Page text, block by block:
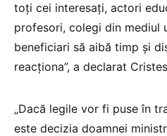
toți cei interesați, actori
profesori, colegi din mediul
beneficiari să aibă timp și
reacționa”, a declarat
„Dacă legile vor fi puse în
este decizia doamnei